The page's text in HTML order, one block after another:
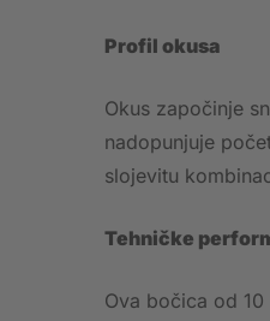
Profil okusa
Okus započinje
nadopunjuje
slojevitu
Tehničke
Ova bočica od